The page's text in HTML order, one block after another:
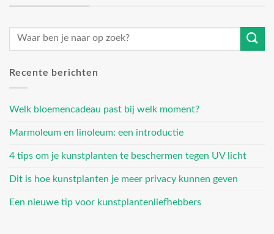
Recente berichten
Welk bloemencadeau past bij welk moment?
Marmoleum en linoleum: een introductie
4 tips om je kunstplanten te beschermen tegen UV licht
Dit is hoe kunstplanten je meer privacy kunnen geven
Een nieuwe tip voor kunstplantenliefhebbers